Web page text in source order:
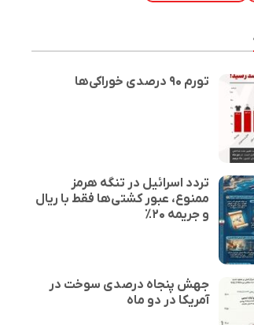
تورم ۹۰ درصدی خوراکی‌ها
تردد اسرائیل در تنگه هرمز
ممنوع، عبور کشتی‌ها فقط با ریال
و جریمه ۲۰٪
جهش پنجاه درصدی سوخت در
آمریکا در دو ماه